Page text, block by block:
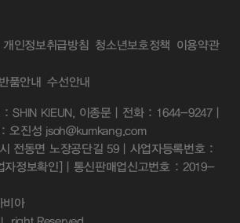
개인정보취급방침 청소년보호정책 이용약관
반품안내 수선안내
SHIN KIEUN, 이종문 | 전화 : 1644-9247 |
오진성 jsoh@kumkang.com
전동면 노장공단길 59 | 사업자등록번호 :
자정보확인] | 통신판매업신고번호 : 2019-
비아